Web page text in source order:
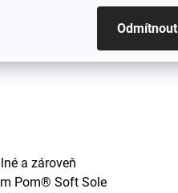
Odmítnout
a zároveň
Pom® Soft Sole